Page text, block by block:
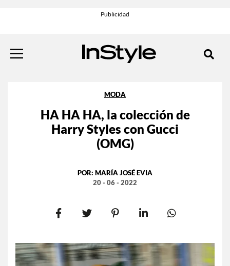
MODA
HA HA HA, la colección de
Harry Styles con Gucci
(OMG)
POR: MARÍA JOSÉ EVIA
20 - 06 - 2022